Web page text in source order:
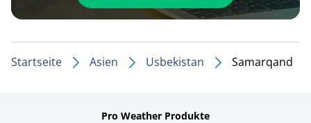
Startseite Asien Usbekistan Samarqand
Pro Weather Produkte